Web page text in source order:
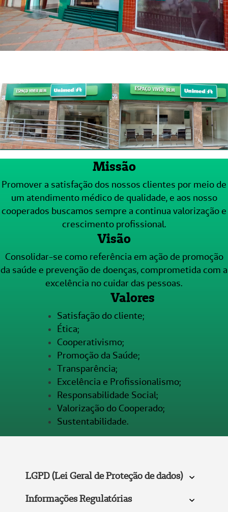
Missão
Promover a satisfação dos nossos clientes por meio de
um atendimento médico de qualidade, e aos nosso
cooperados buscamos sempre a continua valorização e
crescimento profissional.
Visão
Consolidar-se como referência em ação de promoção
da saúde e prevenção de doenças, comprometida com a
excelência no cuidar das pessoas.
Valores
Satisfação do cliente;
Ética;
Cooperativismo;
Promoção da Saúde;
Transparência;
Excelência e Profissionalismo;
Responsabilidade Social;
Valorização do Cooperado;
Sustentabilidade.
LGPD (Lei Geral de Proteção de dados)
Informações Regulatórias